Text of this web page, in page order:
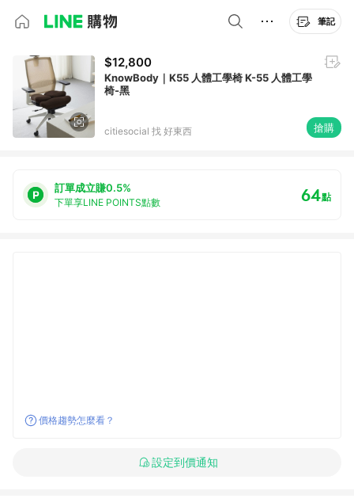
筆記
$12,800
KnowBody｜K55 人體工學椅 K-55 人體工學
椅-黑
citiesocial 找 好東西 搶購
訂單成立賺0.5%
下單享LINE POINTS點數 64點
價格趨勢怎麼看？
設定到價通知